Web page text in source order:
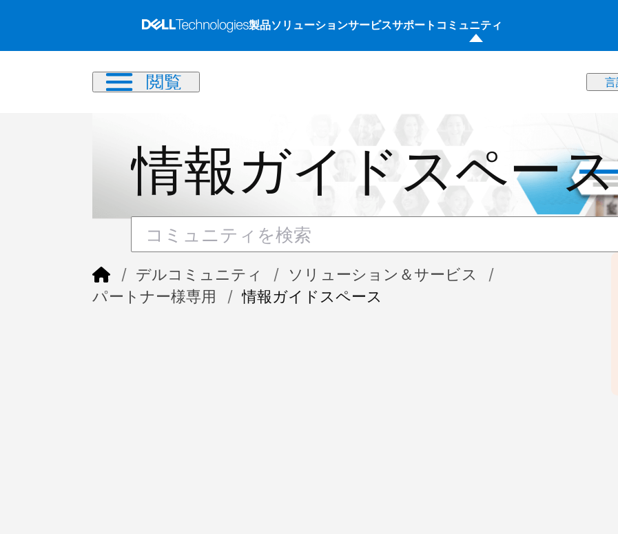
製品ソリューションサービスサポート コミュニティ
閲覧
情報ガイドスペース
デルコミュニティ
ソリューション＆サービス
パートナー様専用
情報ガイドスペース